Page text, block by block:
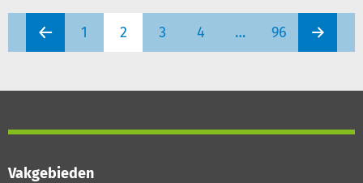
1 2 3 4 … 96
Vakgebieden